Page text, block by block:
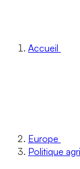
Accueil
Europe
Politique